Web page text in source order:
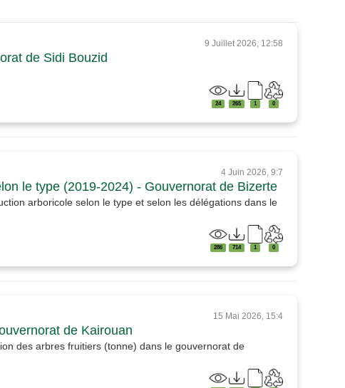
9 Juillet 2026, 12:58
de Sidi Bouzid
24 265 1 0
4 Juin 2026, 9:7
le type (2019-2024) - Gouvernorat de Bizerte
arboricole selon le type et selon les délégations dans le
286 714 1 0
15 Mai 2026, 15:4
de Kairouan
des arbres fruitiers (tonne) dans le gouvernorat de